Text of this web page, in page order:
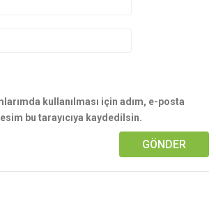
kullanılması için adım, e-posta
bu tarayıcıya kaydedilsin.